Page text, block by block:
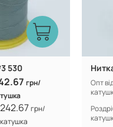
530
грн/
242.67грн/
катушка
Опт